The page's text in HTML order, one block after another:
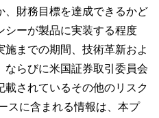
財務目標を達成できるかど
シーが製品に実装する程度
までの期間、技術革新およ
らびに米国証券取引委員会
されているその他のリスク
スに含まれる情報は、本プ